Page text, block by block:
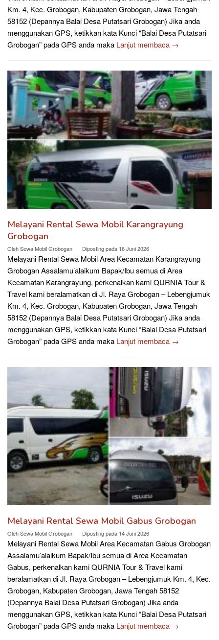
Km. 4, Kec. Grobogan, Kabupaten Grobogan, Jawa Tengah
58152 (Depannya Balai Desa Putatsari Grobogan) Jika anda
menggunakan GPS, ketikkan kata Kunci “Balai Desa Putatsari
Grobogan” pada GPS anda maka Lanjut membaca →
Melayani Rental Sewa Mobil Karangrayung
Grobogan
OlehSewa Mobil Grobogan Diposting pada 16 Juni 2026
Melayani Rental Sewa Mobil Area Kecamatan Karangrayung
Grobogan Assalamu’alaikum Bapak/Ibu semua di Area
Kecamatan Karangrayung, perkenalkan kami QURNIA Tour &
Travel kami beralamatkan di Jl. Raya Grobogan – Lebengjumuk
Km. 4, Kec. Grobogan, Kabupaten Grobogan, Jawa Tengah
58152 (Depannya Balai Desa Putatsari Grobogan) Jika anda
menggunakan GPS, ketikkan kata Kunci “Balai Desa Putatsari
Grobogan” pada GPS anda maka Lanjut membaca →
Melayani Rental Sewa Mobil Gabus Grobogan
OlehSewa Mobil Grobogan Diposting pada 14 Juni 2026
Melayani Rental Sewa Mobil Area Kecamatan Gabus Grobogan
Assalamu’alaikum Bapak/Ibu semua di Area Kecamatan
Gabus, perkenalkan kami QURNIA Tour & Travel kami
beralamatkan di Jl. Raya Grobogan – Lebengjumuk Km. 4, Kec.
Grobogan, Kabupaten Grobogan, Jawa Tengah 58152
(Depannya Balai Desa Putatsari Grobogan) Jika anda
menggunakan GPS, ketikkan kata Kunci “Balai Desa Putatsari
Grobogan” pada GPS anda maka Lanjut membaca →